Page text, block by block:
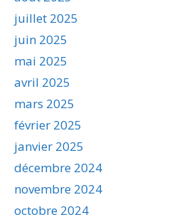
juillet 2025
juin 2025
mai 2025
avril 2025
mars 2025
février 2025
janvier 2025
décembre 2024
novembre 2024
octobre 2024